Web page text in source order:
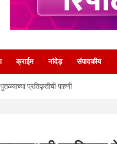
क्राईम नांदेड़ संपादकीय
प्रतिकृतीची पाहणी